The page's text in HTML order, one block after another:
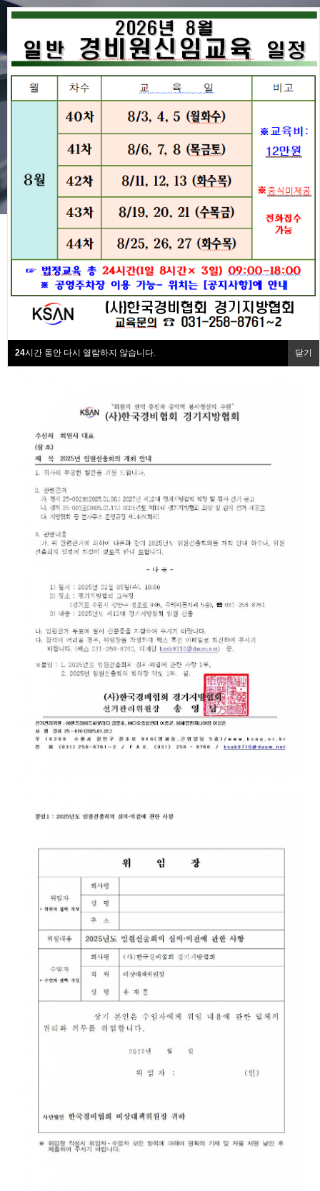
24시간 동안 다시 열람하지 않습니다. 닫기
공지사항
협회동정
경비원교육
구인구직
협회주요사업
협회동정
공지사항
공지사항
전국지방협회
2025년 임원선출회의 개최 안내
최고관리자
0건
1,719회 25-01-22 13:22